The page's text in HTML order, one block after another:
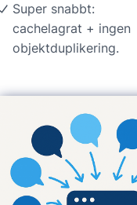
Super snabbt:
cachelagrat + ingen
objektduplikering.